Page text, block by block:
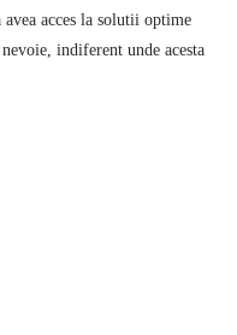
acces la solutii optime
indiferent unde acesta